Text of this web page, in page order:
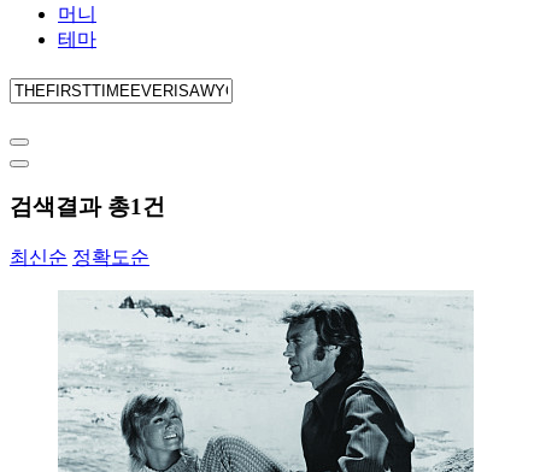
머니
테마
검색결과 총1건
최신순 정확도순